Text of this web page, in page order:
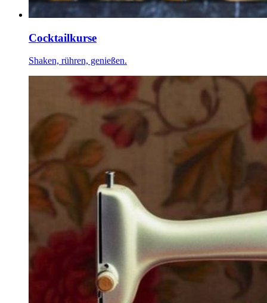
Cocktailkurse
Shaken, rühren, genießen.